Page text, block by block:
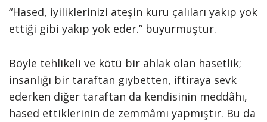
“Hased, iyiliklerinizi ateşin kuru çalıları yakıp yok
ettiği gibi yakıp yok eder.” buyurmuştur.
Böyle tehlikeli ve kötü bir ahlak olan hasetlik;
insanlığı bir taraftan gıybetten, iftiraya sevk
ederken diğer taraftan da kendisinin meddâhı,
hased ettiklerinin de zemmâmı yapmıştır. Bu da